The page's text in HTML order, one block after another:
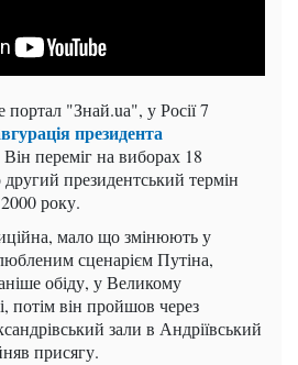
"Знай.uа", у Росії 7
президента
Він переміг на виборах 18
президентський термін
року.
мало що змінюють у
сценарієм Путіна,
обіду, у Великому
потім він пройшов через
зали в Андріївський
присягу.